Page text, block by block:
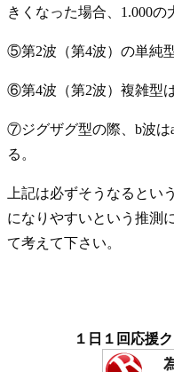
きくなった場合、1.000
⑤第2波（第4波）の単純
⑥第4波（第2波）複雑型
⑦ジグザグ型の際、b波は
る。
上記は必ずそうなるとい
になりやすいという推測
て考えて下さい。
１日１回応援